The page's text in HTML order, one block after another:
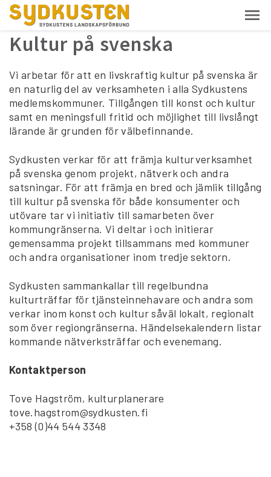
Kultur på svenska
Vi arbetar för att en livskraftig kultur på svenska är
en naturlig del av verksamheten i alla Sydkustens
medlemskommuner. Tillgången till konst och kultur
samt en meningsfull fritid och möjlighet till livslångt
lärande är grunden för välbefinnande.
Sydkusten verkar för att främja kulturverksamhet
på svenska genom projekt, nätverk och andra
satsningar. För att främja en bred och jämlik tillgång
till kultur på svenska för både konsumenter och
utövare tar vi initiativ till samarbeten över
kommungränserna. Vi deltar i och initierar
gemensamma projekt tillsammans med kommuner
och andra organisationer inom tredje sektorn.
Sydkusten sammankallar till regelbundna
kulturträffar för tjänsteinnehavare och andra som
verkar inom konst och kultur såväl lokalt, regionalt
som över regiongränserna. Händelsekalendern listar
kommande nätverksträffar och evenemang.
Kontaktperson
Tove Hagström, kulturplanerare
tove.hagstrom@sydkusten.fi
+358 (0)44 544 3348